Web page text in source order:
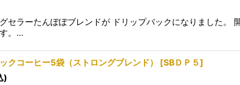
セラーたんぽぽブレンドが ドリップバックになりました
。…
クコーヒー5袋（ストロングブレンド） [SBＤＰ５]
)